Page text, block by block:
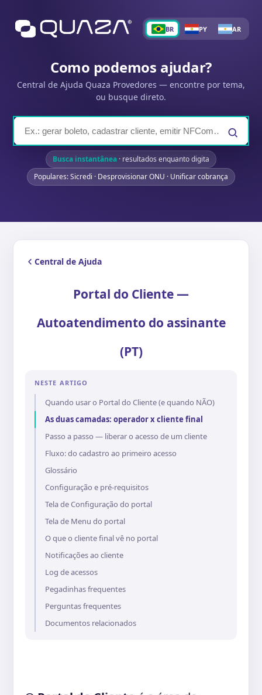
BR PY AR
Como podemos ajudar?
Central de Ajuda Quaza Provedores — encontre por tema,
ou busque direto.
Busca instantânea · resultados enquanto digita
Populares: Sicredi · Desprovisionar ONU · Unificar cobrança
Central de Ajuda
Portal do Cliente —
Autoatendimento do assinante
(PT)
NESTE ARTIGO
Quando usar o Portal do Cliente (e quando NÃO)
As duas camadas: operador x cliente final
Passo a passo — liberar o acesso de um cliente
Fluxo: do cadastro ao primeiro acesso
Glossário
Configuração e pré-requisitos
Tela de Configuração do portal
Tela de Menu do portal
O que o cliente final vê no portal
Notificações ao cliente
Log de acessos
Pegadinhas frequentes
Perguntas frequentes
Documentos relacionados